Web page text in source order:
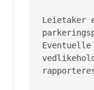
Leietaker